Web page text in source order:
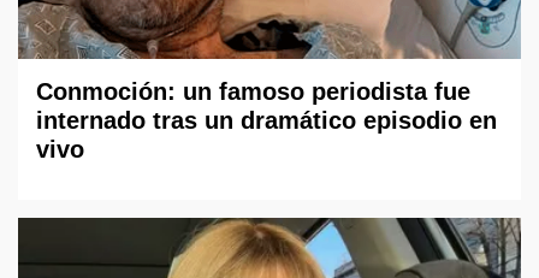
Conmoción: un famoso periodista fue
internado tras un dramático episodio en
vivo